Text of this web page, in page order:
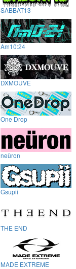
SABBAT13
Am10:24
DXMOUVE
One Drop
neüron
Gsupii
THE END
MADE EXTREME